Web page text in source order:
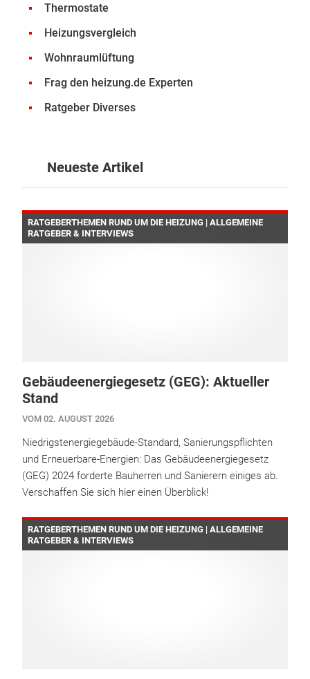
Thermostate
Heizungsvergleich
Wohnraumlüftung
Frag den heizung.de Experten
Ratgeber Diverses
Neueste Artikel
RATGEBERTHEMEN RUND UM DIE HEIZUNG | ALLGEMEINE
RATGEBER & INTERVIEWS
Gebäudeenergiegesetz (GEG): Aktueller
Stand
VOM 02. AUGUST 2026
Niedrigstenergiegebäude-Standard, Sanierungspflichten
und Erneuerbare-Energien: Das Gebäudeenergiegesetz
(GEG) 2024 forderte Bauherren und Sanierern einiges ab.
Verschaffen Sie sich hier einen Überblick!
RATGEBERTHEMEN RUND UM DIE HEIZUNG | ALLGEMEINE
RATGEBER & INTERVIEWS